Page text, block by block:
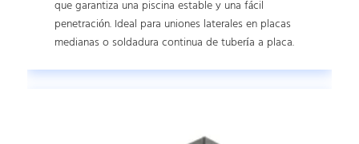
que garantiza una piscina estable y una fácil
penetración. Ideal para uniones laterales en placas
medianas o soldadura continua de tubería a placa.